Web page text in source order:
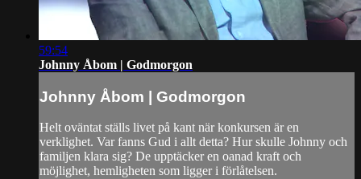
59:54
Johnny Åbom | Godmorgon
Johnny Åbom | Godmorgon
Helt oväntat ställs livet på kant när konkursen är en
verklighet. Var fanns Gud i allt detta? Hur skulle Johnny och
familjen klara sig? De upptäcker en oanad kraft och
möjlighet, hemligheten som ligger i förlåtelsen.